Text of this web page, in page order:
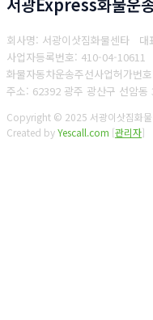
회사명: 서광이삿짐화물센타 대
사업자등록번호: 410-04-10611
화물자동차운송주선사업허가번
주소: 62392 광주 광산구 선암
Copyright © 2025 서광이삿짐화
Created byYescall.com [관리자]